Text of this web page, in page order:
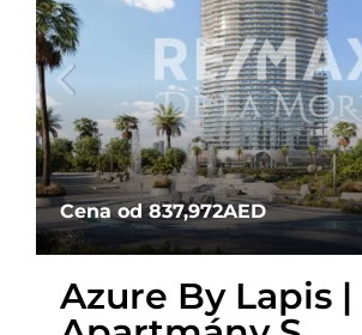
Cena od837,972AED
Azure By Lapis |